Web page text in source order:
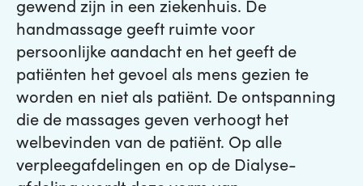
gewend zijn in een ziekenhuis. De
handmassage geeft ruimte voor
persoonlijke aandacht en het geeft de
patiënten het gevoel als mens gezien te
worden en niet als patiënt. De ontspanning
die de massages geven verhoogt het
welbevinden van de patiënt. Op alle
verpleegafdelingen en op de Dialyse-